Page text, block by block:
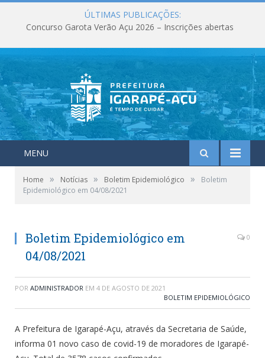
ÚLTIMAS PUBLICAÇÕES:
Concurso Garota Verão Açu 2026 – Inscrições abertas
MENU
Home » Notícias » Boletim Epidemiológico »
Boletim
Epidemiológico em 04/08/2021
Boletim Epidemiológico em
04/08/2021
0
POR ADMINISTRADOR EM 4 DE AGOSTO DE 2021
BOLETIM EPIDEMIOLÓGICO
A Prefeitura de Igarapé-Açu, através da Secretaria de Saúde,
informa 01 novo caso de covid-19 de moradores de Igarapé-